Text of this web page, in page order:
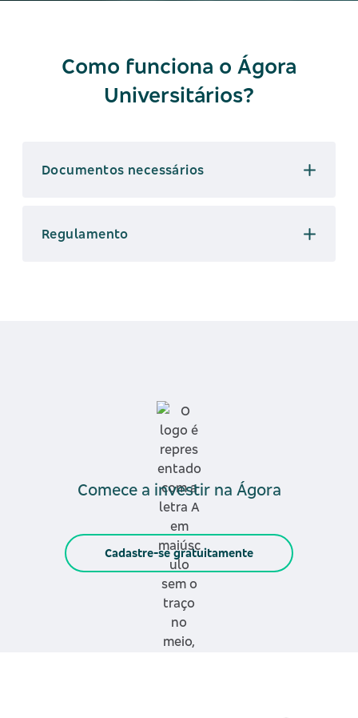
Como funciona o Ágora
Universitários?
Documentos necessários
Regulamento
Comece a investir na Ágora
Cadastre-se gratuitamente